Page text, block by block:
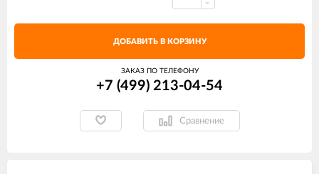
ДОБАВИТЬ В КОРЗИНУ
ЗАКАЗ ПО ТЕЛЕФОНУ
+7 (499) 213-04-54​
Сравнение